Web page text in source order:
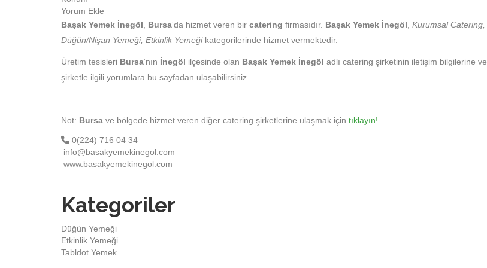
Yorum Ekle
Başak Yemek İnegöl
Bursa‘da hizmet veren bir catering firmasıdır. Başak Yemek İnegöl Kurumsal Catering,
Düğün/Nişan Yemeği, Etkinlik Yemeğikategorilerinde hizmet vermektedir.
Üretim tesisleri Bursa‘nın İnegöl ilçesinde olan Başak Yemek İnegöl adlı catering şirketinin iletişim bilgilerine ve
şirketle ilgili yorumlara bu sayfadan ulaşabilirsiniz.
Not: Bursa ve bölgede hizmet veren diğer catering şirketlerine ulaşmak için tıklayın!
0(224) 716 04 34
info@basakyemekinegol.com
www.basakyemekinegol.com
Kategoriler
Düğün Yemeği
Etkinlik Yemeği
Tabldot Yemek